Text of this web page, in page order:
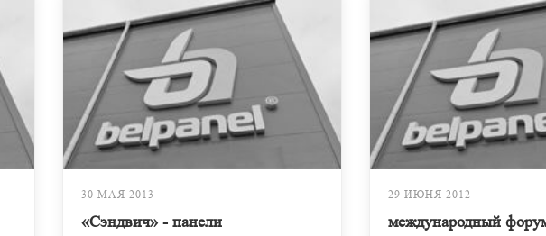
30 МАЯ 2013
«Сэндвич» - панели
29 ИЮНЯ 2012
международный